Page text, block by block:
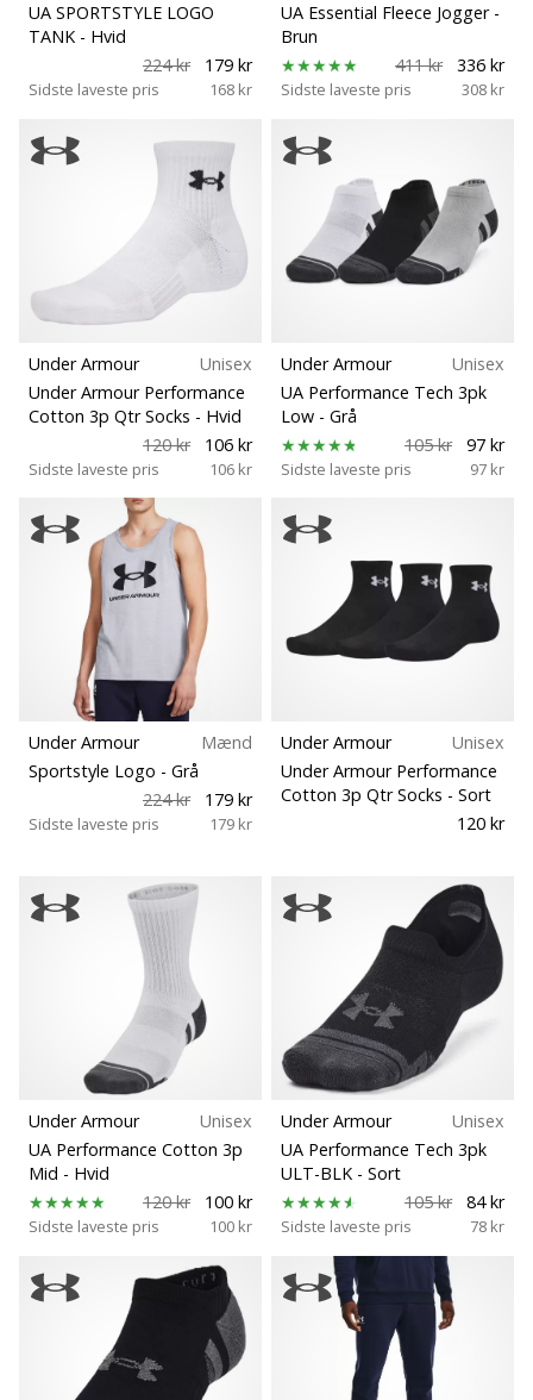
UA SPORTSTYLE LOGO
TANK - Hvid
224 kr
179 kr
Sidste laveste pris 168 kr
UA Essential Fleece Jogger -
Brun
411 kr
336 kr
Sidste laveste pris 308 kr
Under Armour
Unisex
Under Armour Performance
Cotton 3p Qtr Socks - Hvid
120 kr
106 kr
Sidste laveste pris 106 kr
Under Armour
Unisex
UA Performance Tech 3pk
Low - Grå
105 kr
97 kr
Sidste laveste pris 97 kr
Under Armour
Mænd
Sportstyle Logo - Grå
224 kr
179 kr
Sidste laveste pris 179 kr
Under Armour
Unisex
Under Armour Performance
Cotton 3p Qtr Socks - Sort
120 kr
Under Armour
Unisex
UA Performance Cotton 3p
Mid - Hvid
120 kr
100 kr
Sidste laveste pris 100 kr
Under Armour
Unisex
UA Performance Tech 3pk
ULT-BLK - Sort
105 kr
84 kr
Sidste laveste pris 78 kr